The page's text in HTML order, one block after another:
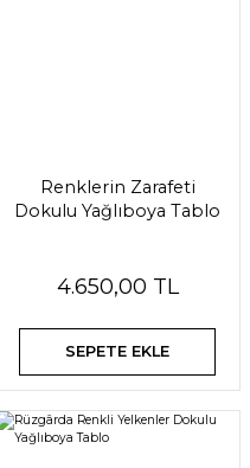
Renklerin Zarafeti
Dokulu Yağlıboya Tablo
4.650,00 TL
SEPETE EKLE